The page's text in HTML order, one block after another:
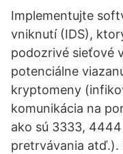
Implementujte
vniknutí (IDS),
podozrivé sieťové
potenciálne
kryptomeny
komunikácia na
ako sú 3333,
pretrvávania